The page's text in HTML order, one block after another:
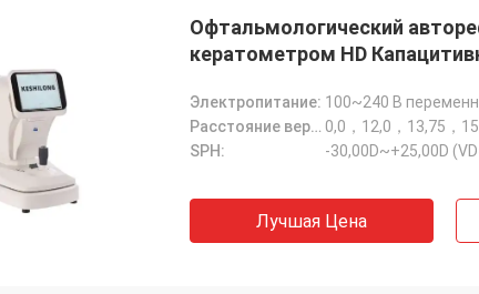
Офтальмологический
кератометром HD
Электропитание: 100~240 В
Расстояние вершины (VD): 0,0，12,0，13,75，
SPH:
-30,00D~+25,00D
Лучшая Цена